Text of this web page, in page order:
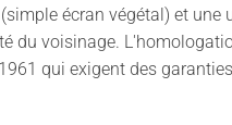
écran végétal) et
du voisinage.
qui exigent des